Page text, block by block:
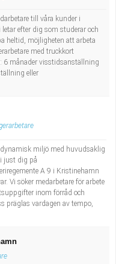
till våra kunder i
efter dig som studerar och
heltid, möjligheten att arbeta
med truckkort
månader visstidsanställning
eller
miljö med huvudsaklig
just dig på
A 9 i Kristinehamn
Vi söker medarbetare för arbete
inom förråd och
präglas vardagen av tempo,